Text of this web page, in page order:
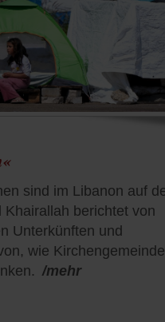
sind im Libanon auf
berichtet von
Unterkünften und
wie
/mehr